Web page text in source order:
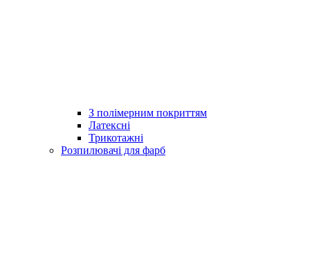
З полімерним покриттям
Латексні
Трикотажні
Розпилювачі для фарб